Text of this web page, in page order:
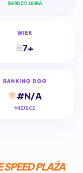
BARDZO LEKKA
WIEK
7+
RANKING BGG
#N/A
MIEJSCE
SPEED PLAŻA